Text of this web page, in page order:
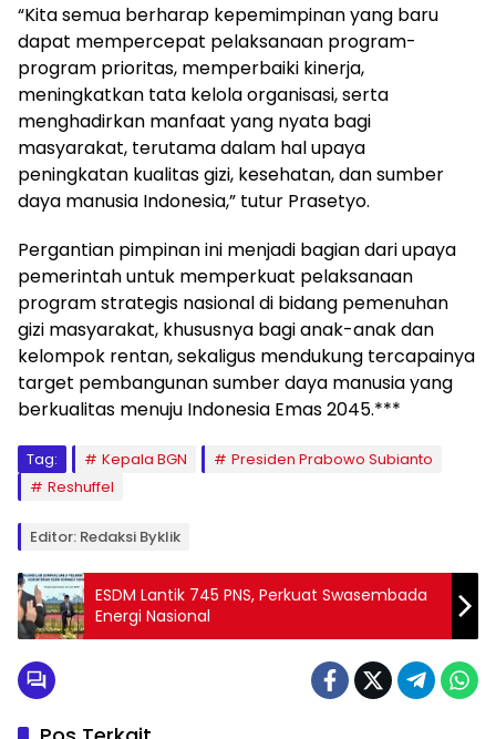
“Kita semua berharap kepemimpinan yang baru
dapat mempercepat pelaksanaan program-
program prioritas, memperbaiki kinerja,
meningkatkan tata kelola organisasi, serta
menghadirkan manfaat yang nyata bagi
masyarakat, terutama dalam hal upaya
peningkatan kualitas gizi, kesehatan, dan sumber
daya manusia Indonesia,” tutur Prasetyo.
Pergantian pimpinan ini menjadi bagian dari upaya
pemerintah untuk memperkuat pelaksanaan
program strategis nasional di bidang pemenuhan
gizi masyarakat, khususnya bagi anak-anak dan
kelompok rentan, sekaligus mendukung tercapainya
target pembangunan sumber daya manusia yang
berkualitas menuju Indonesia Emas 2045.***
Tag: Kepala BGN
Presiden Prabowo Subianto
Reshuffel
Editor: Redaksi Byklik
ESDM Lantik 745 PNS, Perkuat Swasembada
Energi Nasional